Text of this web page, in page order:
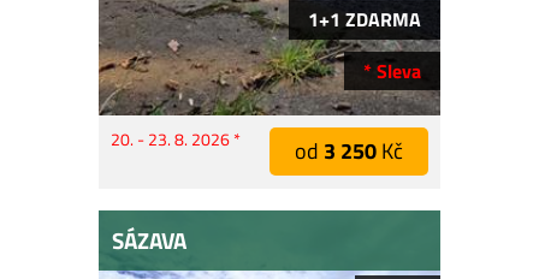
1+1 ZDARMA
* Sleva
20. - 23. 8. 2026 * od 3 250Kč
SÁZAVA